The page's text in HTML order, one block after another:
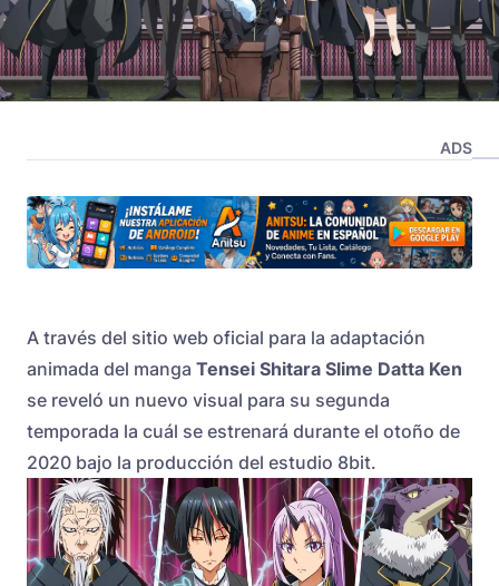
ADS
A través del sitio web oficial para la adaptación
animada del manga Tensei Shitara Slime Datta Ken
se reveló un nuevo visual para su segunda
temporada la cuál se estrenará durante el otoño de
2020 bajo la producción del estudio 8bit.